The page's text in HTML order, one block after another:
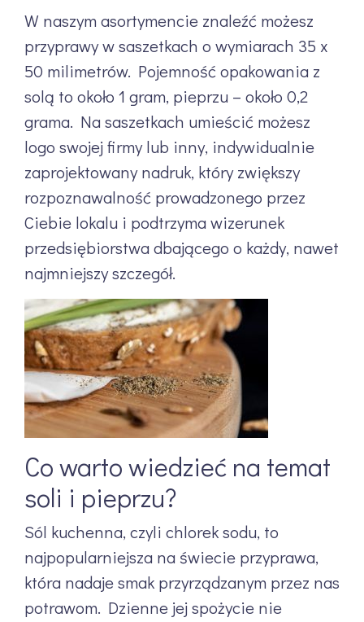
W naszym asortymencie znaleźć możesz
przyprawy w saszetkach o wymiarach 35 x
50 milimetrów. Pojemność opakowania z
solą to około 1 gram, pieprzu – około 0,2
grama. Na saszetkach umieścić możesz
logo swojej firmy lub inny, indywidualnie
zaprojektowany nadruk, który zwiększy
rozpoznawalność prowadzonego przez
Ciebie lokalu i podtrzyma wizerunek
przedsiębiorstwa dbającego o każdy, nawet
najmniejszy szczegół.
Co warto wiedzieć na temat
soli i pieprzu?
Sól kuchenna, czyli chlorek sodu, to
najpopularniejsza na świecie przyprawa,
która nadaje smak przyrządzanym przez nas
potrawom. Dzienne jej spożycie nie